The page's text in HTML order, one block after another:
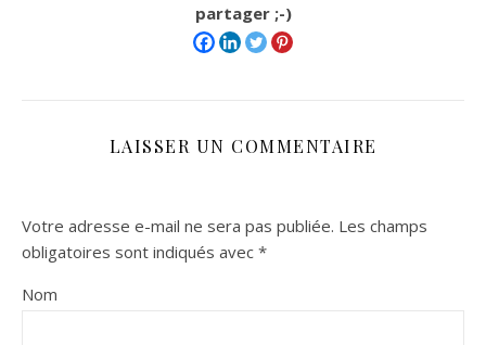
partager ;-)
LAISSER UN COMMENTAIRE
Votre adresse e-mail ne sera pas publiée. Les champs
obligatoires sont indiqués avec *
Nom